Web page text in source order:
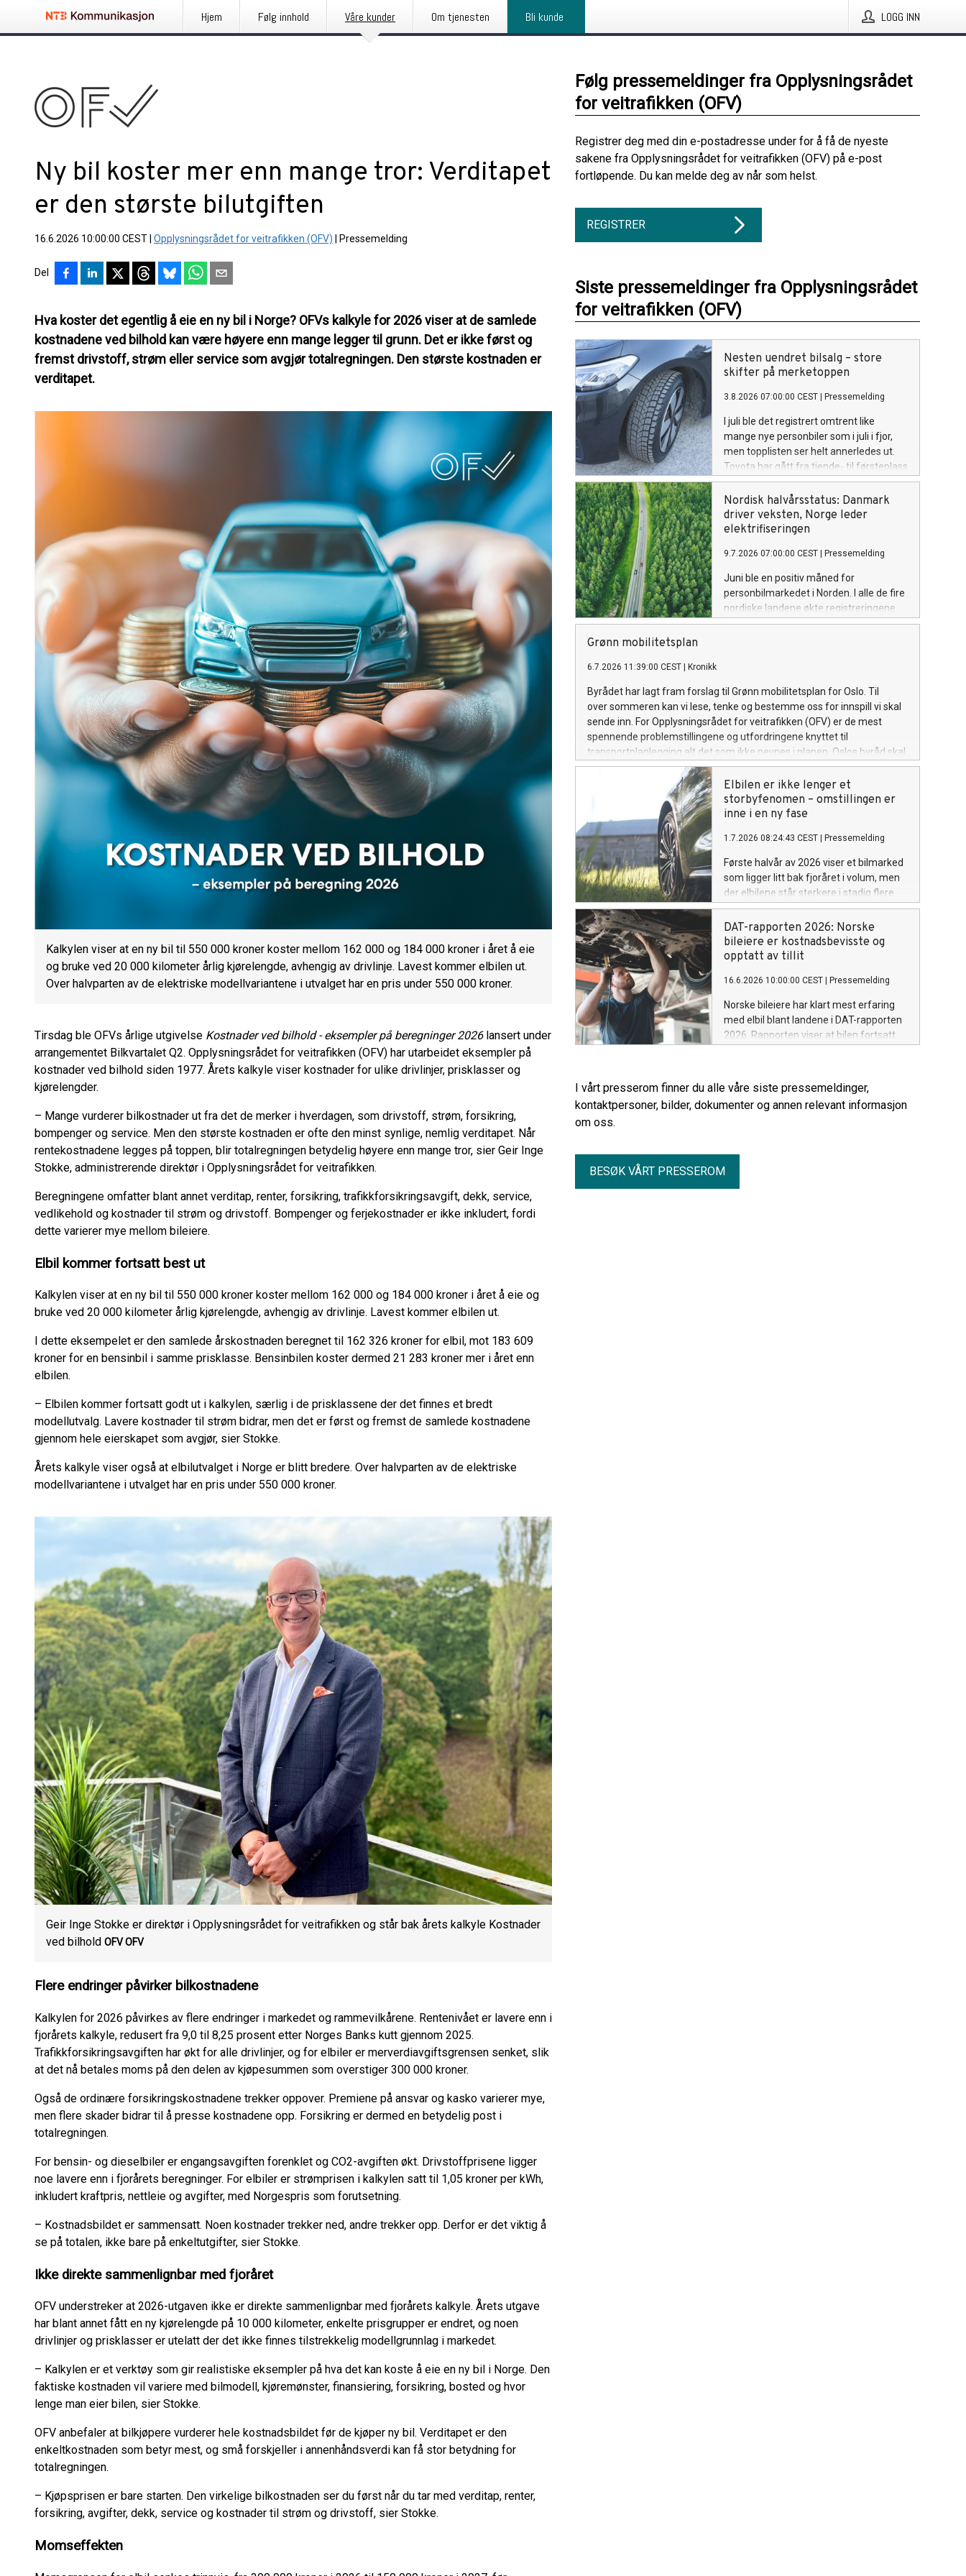
Hjem Følg innhold Våre kunder Om tjenesten Bli kunde LOGG INN
Ny bil koster mer enn mange tror: Verditapet
er den største bilutgiften
16.6.2026 10:00:00 CEST Opplysningsrådet for veitrafikken (OFV) Pressemelding
Del
Hva koster det egentlig å eie en ny bil i Norge? OFVs kalkyle for 2026 viser at de samlede
kostnadene ved bilhold kan være høyere enn mange legger til grunn. Det er ikke først og
fremst drivstoff, strøm eller service som avgjør totalregningen. Den største kostnaden er
verditapet.
Kalkylen viser at en ny bil til 550 000 kroner koster mellom 162 000 og 184 000 kroner i året å eie
og bruke ved 20 000 kilometer årlig kjørelengde, avhengig av drivlinje. Lavest kommer elbilen ut.
Over halvparten av de elektriske modellvariantene i utvalget har en pris under 550 000 kroner.
Tirsdag ble OFVs årlige utgivelse Kostnader ved bilhold - eksempler på beregninger 2026lansert under
arrangementet Bilkvartalet Q2. Opplysningsrådet for veitrafikken (OFV) har utarbeidet eksempler på
kostnader ved bilhold siden 1977. Årets kalkyle viser kostnader for ulike drivlinjer, prisklasser og
kjørelengder.
– Mange vurderer bilkostnader ut fra det de merker i hverdagen, som drivstoff, strøm, forsikring,
bompenger og service. Men den største kostnaden er ofte den minst synlige, nemlig verditapet. Når
rentekostnadene legges på toppen, blir totalregningen betydelig høyere enn mange tror, sier Geir Inge
Stokke, administrerende direktør i Opplysningsrådet for veitrafikken.
Beregningene omfatter blant annet verditap, renter, forsikring, trafikkforsikringsavgift, dekk, service,
vedlikehold og kostnader til strøm og drivstoff. Bompenger og ferjekostnader er ikke inkludert, fordi
dette varierer mye mellom bileiere.
Elbil kommer fortsatt best ut
Kalkylen viser at en ny bil til 550 000 kroner koster mellom 162 000 og 184 000 kroner i året å eie og
bruke ved 20 000 kilometer årlig kjørelengde, avhengig av drivlinje. Lavest kommer elbilen ut.
I dette eksempelet er den samlede årskostnaden beregnet til 162 326 kroner for elbil, mot 183 609
kroner for en bensinbil i samme prisklasse. Bensinbilen koster dermed 21 283 kroner mer i året enn
elbilen.
– Elbilen kommer fortsatt godt ut i kalkylen, særlig i de prisklassene der det finnes et bredt
modellutvalg. Lavere kostnader til strøm bidrar, men det er først og fremst de samlede kostnadene
gjennom hele eierskapet som avgjør, sier Stokke.
Årets kalkyle viser også at elbilutvalget i Norge er blitt bredere. Over halvparten av de elektriske
modellvariantene i utvalget har en pris under 550 000 kroner.
Geir Inge Stokke er direktør i Opplysningsrådet for veitrafikken og står bak årets kalkyle Kostnader
ved bilhold OFV OFV
Flere endringer påvirker bilkostnadene
Kalkylen for 2026 påvirkes av flere endringer i markedet og rammevilkårene. Rentenivået er lavere enn i
fjorårets kalkyle, redusert fra 9,0 til 8,25 prosent etter Norges Banks kutt gjennom 2025.
Trafikkforsikringsavgiften har økt for alle drivlinjer, og for elbiler er merverdiavgiftsgrensen senket, slik
at det nå betales moms på den delen av kjøpesummen som overstiger 300 000 kroner.
Også de ordinære forsikringskostnadene trekker oppover. Premiene på ansvar og kasko varierer mye,
men flere skader bidrar til å presse kostnadene opp. Forsikring er dermed en betydelig post i
totalregningen.
For bensin- og dieselbiler er engangsavgiften forenklet og CO2-avgiften økt. Drivstoffprisene ligger
noe lavere enn i fjorårets beregninger. For elbiler er strømprisen i kalkylen satt til 1,05 kroner per kWh,
inkludert kraftpris, nettleie og avgifter, med Norgespris som forutsetning.
– Kostnadsbildet er sammensatt. Noen kostnader trekker ned, andre trekker opp. Derfor er det viktig å
se på totalen, ikke bare på enkeltutgifter, sier Stokke.
Ikke direkte sammenlignbar med fjoråret
OFV understreker at 2026-utgaven ikke er direkte sammenlignbar med fjorårets kalkyle. Årets utgave
har blant annet fått en ny kjørelengde på 10 000 kilometer, enkelte prisgrupper er endret, og noen
drivlinjer og prisklasser er utelatt der det ikke finnes tilstrekkelig modellgrunnlag i markedet.
– Kalkylen er et verktøy som gir realistiske eksempler på hva det kan koste å eie en ny bil i Norge. Den
faktiske kostnaden vil variere med bilmodell, kjøremønster, finansiering, forsikring, bosted og hvor
lenge man eier bilen, sier Stokke.
OFV anbefaler at bilkjøpere vurderer hele kostnadsbildet før de kjøper ny bil. Verditapet er den
enkeltkostnaden som betyr mest, og små forskjeller i annenhåndsverdi kan få stor betydning for
totalregningen.
– Kjøpsprisen er bare starten. Den virkelige bilkostnaden ser du først når du tar med verditap, renter,
forsikring, avgifter, dekk, service og kostnader til strøm og drivstoff, sier Stokke.
Momseffekten
Følg pressemeldinger fra Opplysningsrådet
for veitrafikken (OFV)
Registrer deg med din e-postadresse under for å få de nyeste
sakene fra Opplysningsrådet for veitrafikken (OFV) på e-post
fortløpende. Du kan melde deg av når som helst.
REGISTRER
Siste pressemeldinger fra Opplysningsrådet
for veitrafikken (OFV)
Nesten uendret bilsalg – store
skifter på merketoppen
3.8.2026 07:00:00 CEST Pressemelding
I juli ble det registrert omtrent like
mange nye personbiler som i juli i fjor,
men topplisten ser helt annerledes ut.
Toyota har gått fra tiende- til førsteplass
og Xpeng fra trettende- til tredjeplass,
mens flere av fjorårets største merker
har falt tilbake.
Nordisk halvårsstatus: Danmark
driver veksten, Norge leder
elektrifiseringen
9.7.2026 07:00:00 CEST Pressemelding
Juni ble en positiv måned for
personbilmarkedet i Norden. I alle de fire
nordiske landene økte registreringene
av nye personbiler sammenlignet med
Grønn mobilitetsplan
6.7.2026 11:39:00 CEST Kronikk
Byrådet har lagt fram forslag til Grønn mobilitetsplan for Oslo. Til
over sommeren kan vi lese, tenke og bestemme oss for innspill vi skal
sende inn. For Opplysningsrådet for veitrafikken (OFV) er de mest
spennende problemstillingene og utfordringene knyttet til
transportplanlegging alt det som ikke nevnes i planen. Oslos byråd skal
ha en ting – de mangler ikke ambisjoner når det gjelder framtidens
transportsystem i byen. Flere byer og kommuner kan lære av politiske
mål om å få til byliv, arbeidsreiser og bylogistikk samtidig. Og selvsagt
kan ikke denne planen løse alle utfordringer, men for OFV blir noen
prioritereringer særlig synlige. For det mest interessante med mobilitet
i Oslo er det som planen ikke sier noe om.
Elbilen er ikke lenger et
storbyfenomen – omstillingen er
inne i en ny fase
1.7.2026 08:24:43 CEST Pressemelding
Første halvår av 2026 viser et bilmarked
som ligger litt bak fjoråret i volum, men
der elbilene står sterkere i stadig flere
deler av markedet. Nybilsalget er nesten
helelektrisk, bestanden har passert én
million elektriske personbiler,
bruktmarkedet får flere elbiler og
Juni-tallene bekrefter også at elbilen er
blitt førstevalget langt utenfor
storbyene.
DAT-rapporten 2026: Norske
bileiere er kostnadsbevisste og
opptatt av tillit
16.6.2026 10:00:00 CEST Pressemelding
Norske bileiere har klart mest erfaring
med elbil blant landene i DAT-rapporten
2026. Rapporten viser at bilen fortsatt
viktigere for bileierne.
I vårt presserom finner du alle våre siste pressemeldinger,
kontaktpersoner, bilder, dokumenter og annen relevant informasjon
om oss.
BESØK VÅRT PRESSEROM